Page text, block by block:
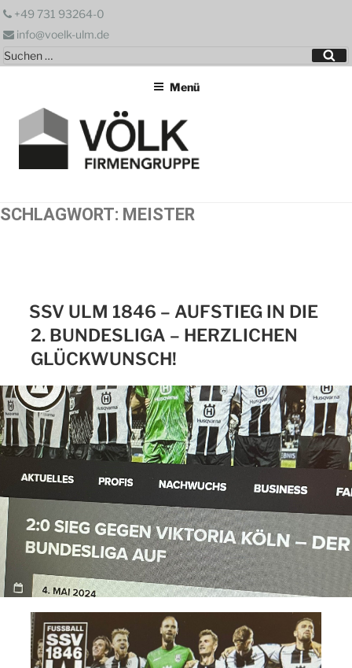
Zum
springen
+49 731 93264-0
info@voelk-ulm.de
Suchen
nach:
Menü
SCHLAGWORT: MEISTER
SSV ULM 1846 – AUFSTIEG IN DIE
2. BUNDESLIGA – HERZLICHEN
GLÜCKWUNSCH!